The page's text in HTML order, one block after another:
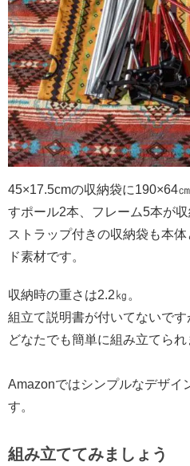
45×17.5cmの収納袋に190×64
すポール2本、フレーム5本が収
ストラップ付きの収納袋も本
ド素材です。
収納時の重さは2.2㎏。
組立て説明書が付いてないで
どなたでも簡単に組み立てられ
Amazonではシンプルなデザイ
す。
組み立ててみましょう